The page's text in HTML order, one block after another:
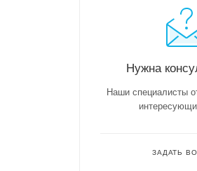
Нужна
Наши специалисты
ЗАДАТЬ